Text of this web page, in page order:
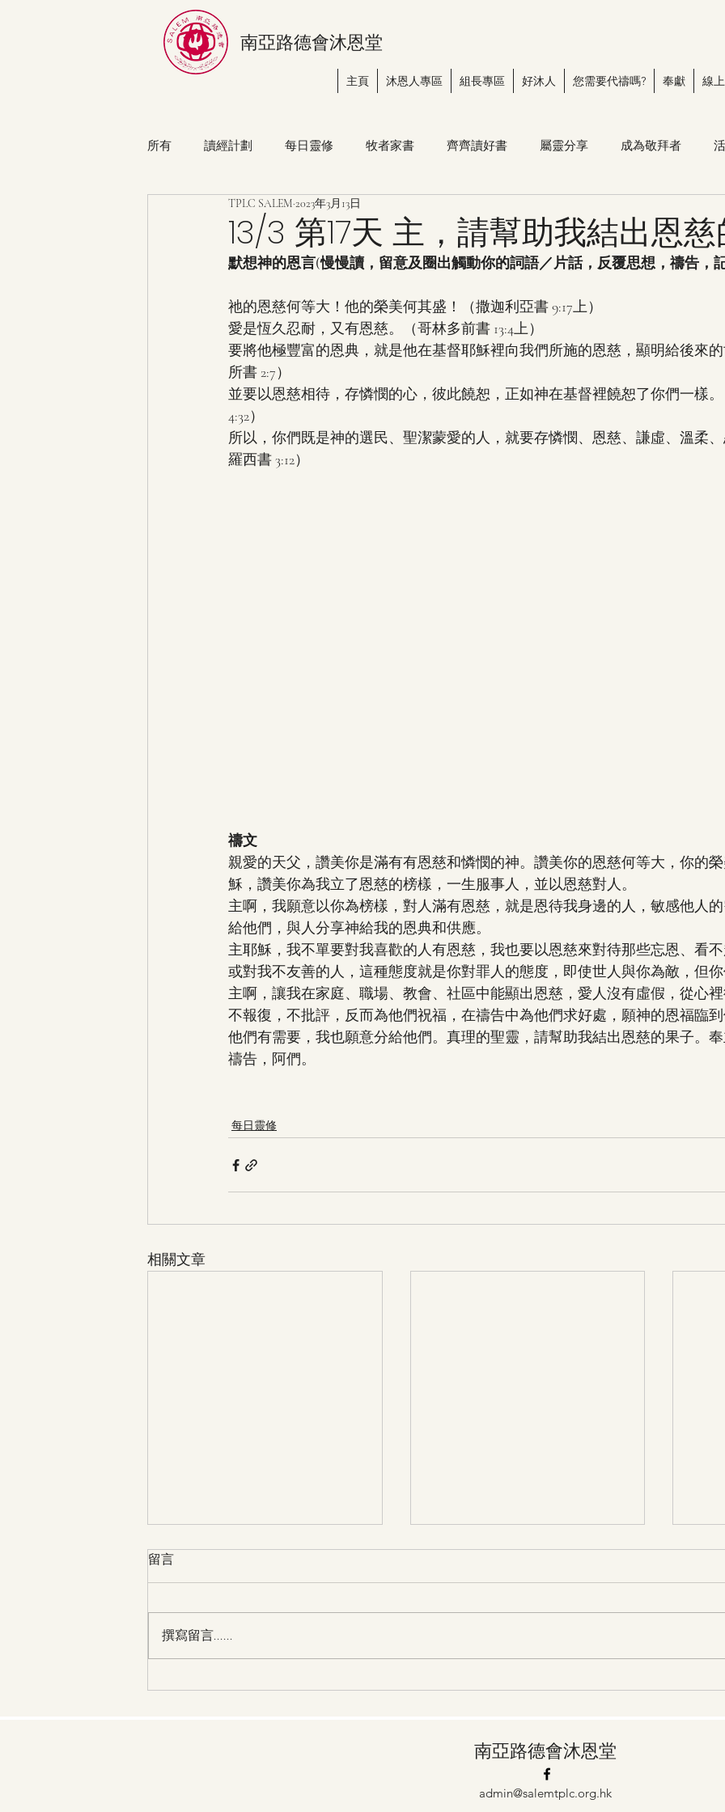
南亞路德會沐恩堂
主頁 沐恩人專區 組長專區 好沐人 您需要代禱嗎? 奉獻 線
所有 讀經計劃 每日靈修 牧者家書 齊齊讀好書 屬靈分享 成為敬拜者
13/3 第17天 主，請幫助我結出恩
TPLC SALEM 2023年3月13日
默想神的恩言(慢慢讀，留意及圈出觸動你的詞語／片話，反覆思想，禱告，
祂的恩慈何等大！他的榮美何其盛！（撒迦利亞書 9:17上）
愛是恆久忍耐，又有恩慈。（哥林多前書 13:4上）
要將他極豐富的恩典，就是他在基督耶穌裡向我們所施的恩慈，顯明給後來
所書 2:7）
並要以恩慈相待，存憐憫的心，彼此饒恕，正如神在基督裡饒恕了你們一樣
4:32）
所以，你們既是神的選民、聖潔蒙愛的人，就要存憐憫、恩慈、謙虛、溫柔
羅西書 3:12）
禱文
親愛的天父，讚美你是滿有有恩慈和憐憫的神。讚美你的恩慈何等大，你的
穌，讚美你為我立了恩慈的榜樣，一生服事人，並以恩慈對人。
主啊，我願意以你為榜樣，對人滿有恩慈，就是恩待我身邊的人，敏感他人
給他們，與人分享神給我的恩典和供應。
主耶穌，我不單要對我喜歡的人有恩慈，我也要以恩慈來對待那些忘恩、看
或對我不友善的人，這種態度就是你對罪人的態度，即使世人與你為敵，但
主啊，讓我在家庭、職場、教會、社區中能顯出恩慈，愛人沒有虛假，從心
不報復，不批評，反而為他們祝福，在禱告中為他們求好處，願神的恩福臨
他們有需要，我也願意分給他們。真理的聖靈，請幫助我結出恩慈的果子。
禱告，阿們。
每日靈修
相關文章
28/3 第30天 主，請幫助我過
27/3 第29天 主，請幫助我過
25/3 第
留言
撰寫留言......
南亞路德會沐恩堂
admin@salemtplc.org.hk